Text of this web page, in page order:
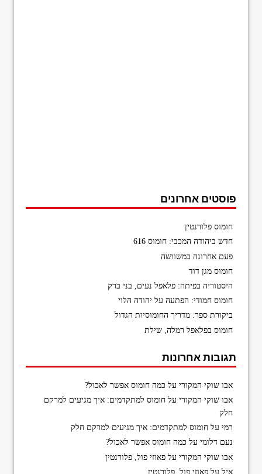
פוסטים אחרונים
חומוס פלורנטין
חדש ביהודה המכבי: חומוס 616
פעם אחרונה במשוושה
חומוס מגן דוד
היסטוריה בפיתה: פלאפל נעים, בני ברק
חומוס חמודי: הפתעה על יהודה הלוי
ביקורת ספר: מדריך החומוסיות הגדול
חומוס בפלאפל רמלה, שילת
תגובות אחרונות
אבו שוקי המקורי על כמה חומוס אפשר לאכול?
אבו שוקי המקורי עלחומוס למתקדמים: איך מגיעים למרקם
חלק
רמי עלחומוס למתקדמים: איך מגיעים למרקם חלק
נעם דלומי על כמה חומוס אפשר לאכול?
אבו שוקי המקורי עלפאוזי פול, פלורנטין
איל עלפאוזי פול, פלורנטין